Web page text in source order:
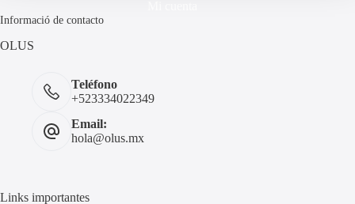
Informació de contacto
OLUS
Teléfono
+523334022349
Email:
hola@olus.mx
Links importantes